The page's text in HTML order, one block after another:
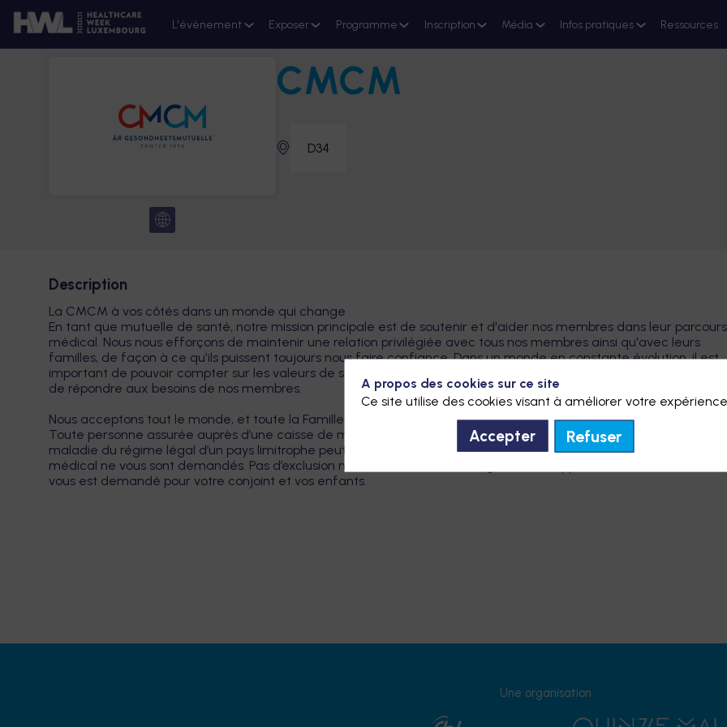
L'évènement Exposer Programme Inscription Média Infos pratiques Ressources
CMCM
D34
Description
La CMCM à vos côtés dans un monde qui change
En tant que mutuelle de santé, notre mission principale est de soutenir et d'aider nos membres dans leur parcours
médical. Nous nous efforçons de maintenir une relation privilégiée avec tous nos membres ainsi qu'avec leurs
familles, de façon à ce qu'ils puissent toujours nous faire confiance. Dans un monde en constante évolution, il est
important de pouvoir compter sur les valeurs de solidarité. Mais, il est tout aussi essentiel d'évoluer et d'innover afin
de répondre aux besoins de nos membres.
Nous acceptons tout le monde, et toute la Famille
Toute personne assurée auprès d’une caisse de maladie luxembourgeoise ou auprès d’une institution d’assurance
maladie du régime légal d’un pays limitrophe peut souscrire à la CMCM. À la CMCM, aucun questionnaire, ni
médical ne vous sont demandés. Pas d’exclusion ni de restriction liées à l’âge. Aucun supplément de cotisations ne
vous est demandé pour votre conjoint et vos enfants.
Une organisation
A propos des cookies sur ce site
Ce site utilise des cookies visant à améliorer votre expérience.
Accepter Refuser